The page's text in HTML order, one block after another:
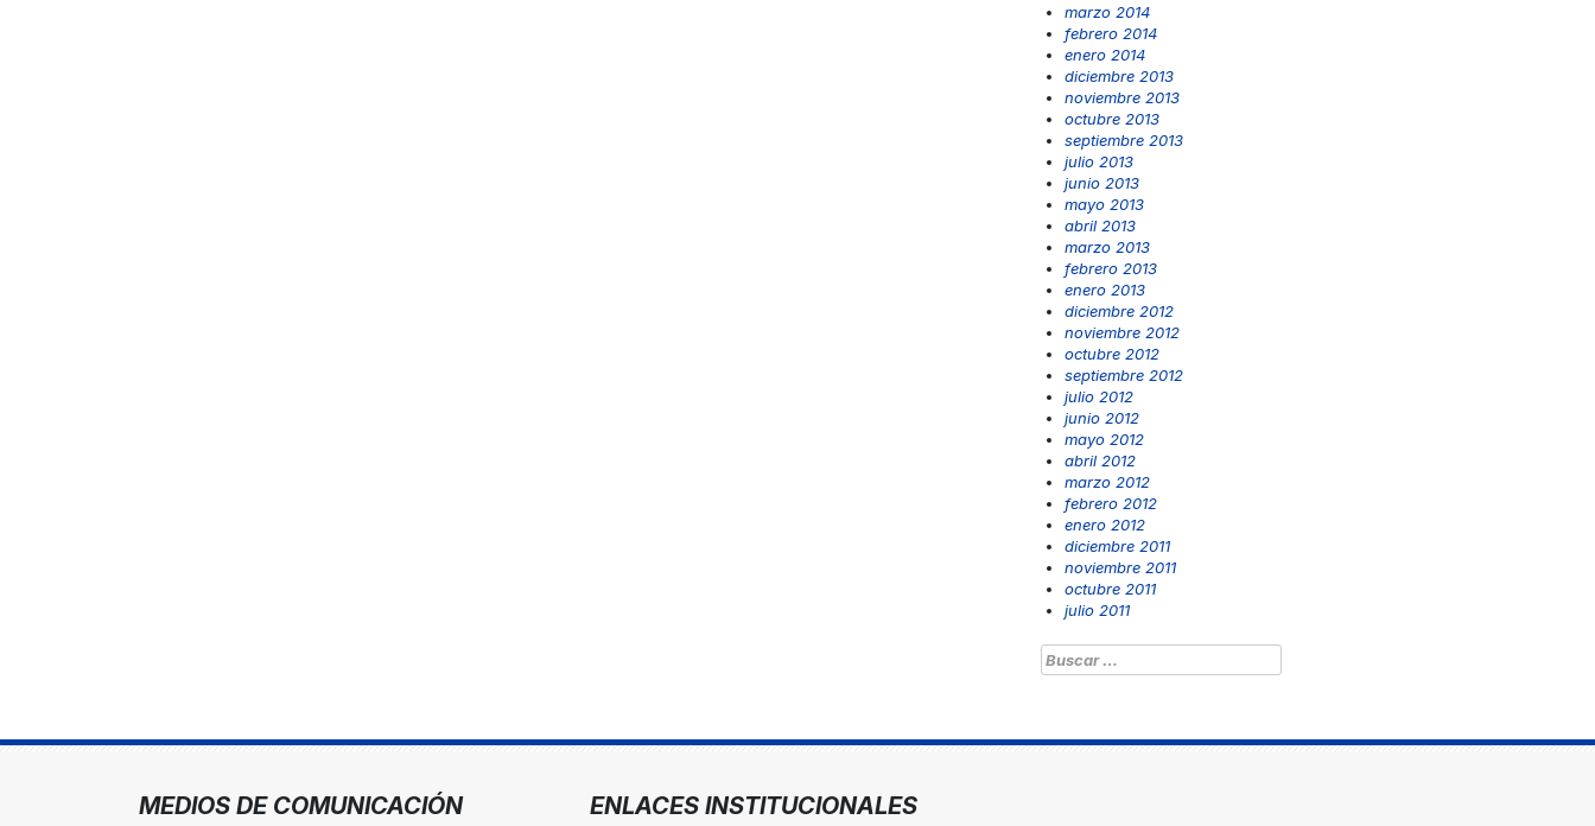
marzo 2014
febrero 2014
enero 2014
diciembre 2013
noviembre 2013
octubre 2013
septiembre 2013
julio 2013
junio 2013
mayo 2013
abril 2013
marzo 2013
febrero 2013
enero 2013
diciembre 2012
noviembre 2012
octubre 2012
septiembre 2012
julio 2012
junio 2012
mayo 2012
abril 2012
marzo 2012
febrero 2012
enero 2012
diciembre 2011
noviembre 2011
octubre 2011
julio 2011
Buscar:
MEDIOS DE COMUNICACIÓN ENLACES INSTITUCIONALES